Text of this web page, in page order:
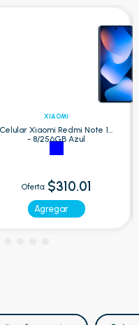
XIAOMI
Celular Xiaomi Redmi Note 15
- 8/256GB Azul
Oferta: $310.01
Agregar